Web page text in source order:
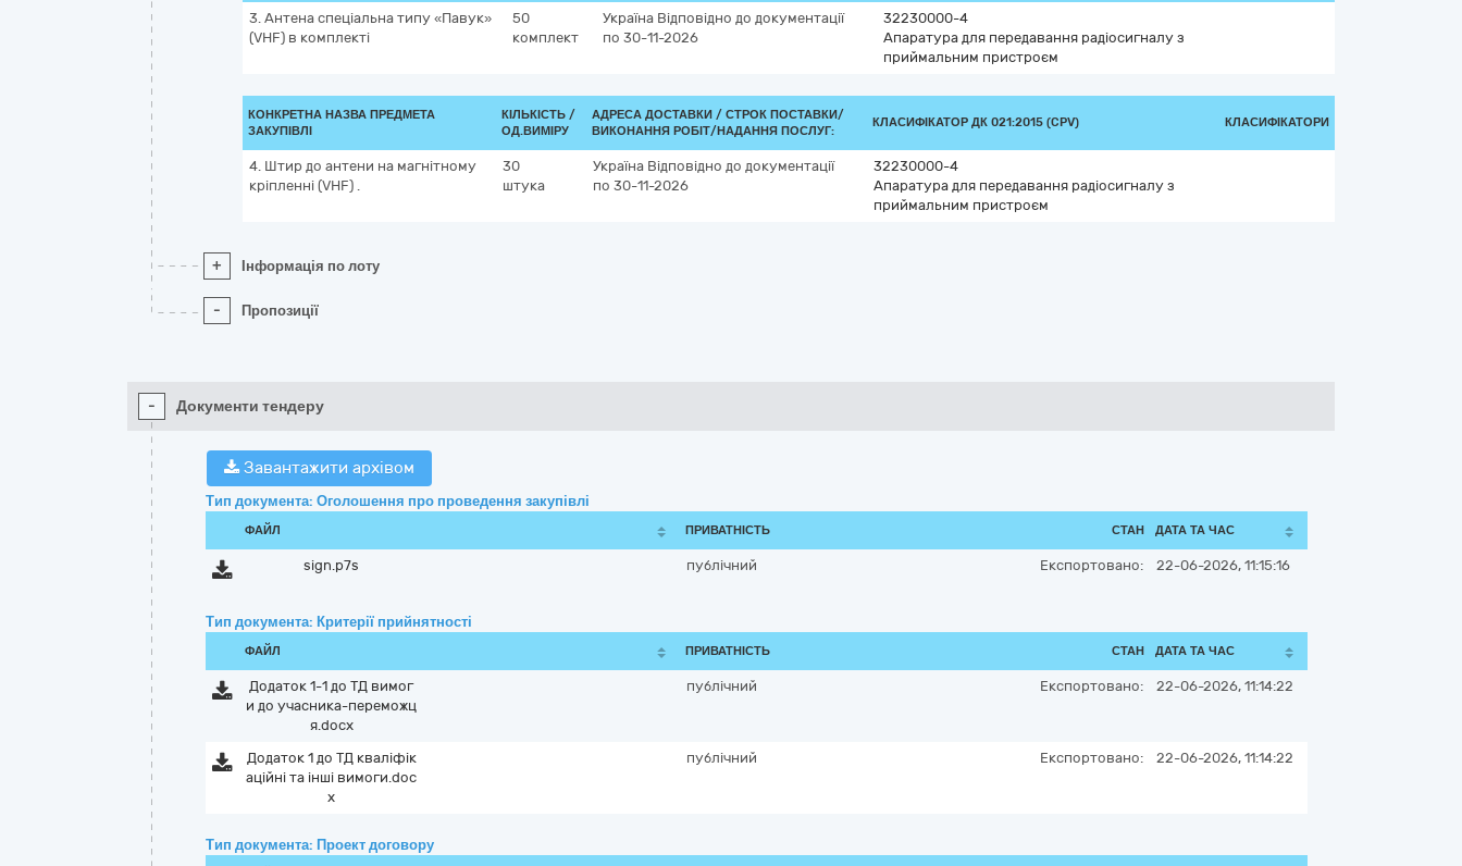
3. Антена спеціальна типу «Павук»
(VHF) в комплекті
50
комплект
Україна Відповідно до документації
по 30-11-2026
32230000-4
Апаратура для передавання радіосигналу з
приймальним пристроєм
КОНКРЕТНА НАЗВА ПРЕДМЕТА
ЗАКУПІВЛІ
КІЛЬКІСТЬ /
ОД.ВИМІРУ
АДРЕСА ДОСТАВКИ / СТРОК ПОСТАВКИ/
ВИКОНАННЯ РОБІТ/НАДАННЯ ПОСЛУГ:
КЛАСИФІКАТОР ДК 021:2015 (CPV) КЛАСИФІКАТОРИ
4. Штир до антени на магнітному
кріпленні (VHF) .
30
штука
Україна Відповідно до документації
по 30-11-2026
32230000-4
Апаратура для передавання радіосигналу з
приймальним пристроєм
+ Інформація по лоту
- Пропозиції
- Документи тендеру
Завантажити архівом
Тип документа: Оголошення про проведення закупівлі
ФАЙЛ ПРИВАТНІСТЬ СТАН ДАТА ТА ЧАС
sign.p7s публічний Експортовано: 22-06-2026, 11:15:16
Тип документа: Критерії прийнятності
ФАЙЛ ПРИВАТНІСТЬ СТАН ДАТА ТА ЧАС
Додаток 1-1 до ТД вимог
и до учасника-переможц
я.docx
публічний Експортовано: 22-06-2026, 11:14:22
Додаток 1 до ТД кваліфік
аційні та інші вимоги.doc
x
публічний Експортовано: 22-06-2026, 11:14:22
Тип документа: Проект договору